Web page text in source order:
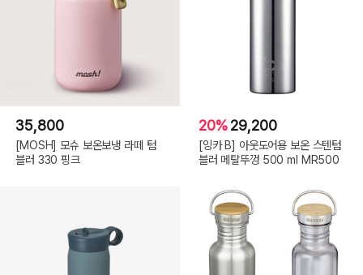
35,800
[MOSH] 모슈 보온보냉 라떼 텀
블러 330 핑크
20%29,200
[잉카 B] 아웃도어용 보온 스텐텀
블러 메탈뚜껑 500 ml MR500